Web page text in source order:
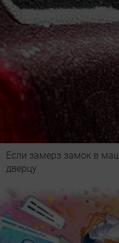
Если замерз замок в
дверцу